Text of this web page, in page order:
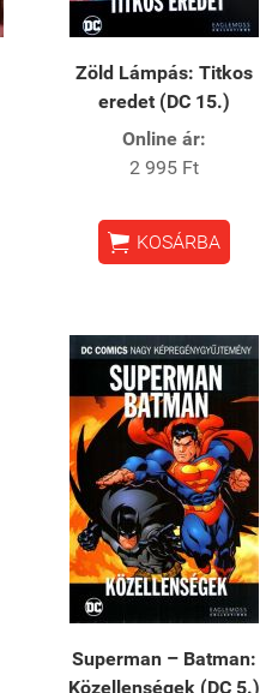
Zöld Lámpás: Titkos
eredet (DC 15.)
Online ár:
2 995 Ft
 KOSÁRBA
Superman – Batman:
Közellenségek (DC 5.)